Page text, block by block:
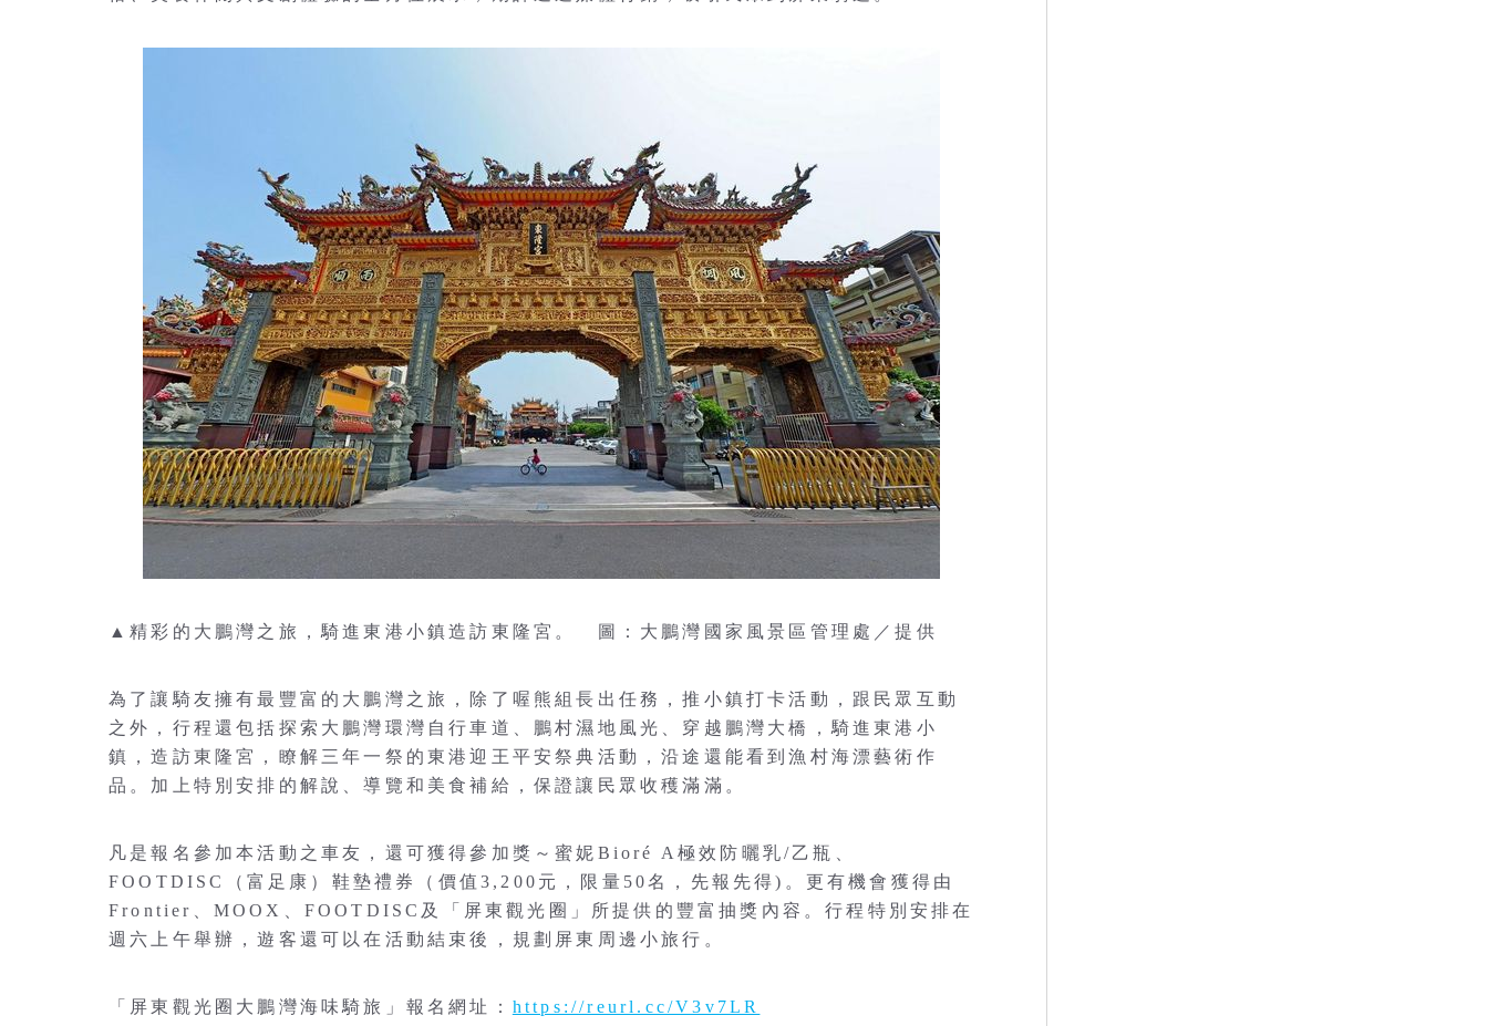
▲精彩的大鵬灣之旅，騎進東港小鎮造訪東隆宮。 圖：大鵬灣國家風景區管理處／提供
為了讓騎友擁有最豐富的大鵬灣之旅，除了喔熊組長出任務，推小鎮打卡活動，跟民眾互動
之外，行程還包括探索大鵬灣環灣自行車道、鵬村濕地風光、穿越鵬灣大橋，騎進東港小
鎮，造訪東隆宮，瞭解三年一祭的東港迎王平安祭典活動，沿途還能看到漁村海漂藝術作
品。加上特別安排的解說、導覽和美食補給，保證讓民眾收穫滿滿。
凡是報名參加本活動之車友，還可獲得參加獎～蜜妮Bioré A極效防曬乳/乙瓶、
FOOTDISC（富足康）鞋墊禮券（價值3,200元，限量50名，先報先得)。更有機會獲得由
Frontier、MOOX、FOOTDISC及「屏東觀光圈」所提供的豐富抽獎內容。行程特別安排在
週六上午舉辦，遊客還可以在活動結束後，規劃屏東周邊小旅行。
「屏東觀光圈大鵬灣海味騎旅」報名網址： https://reurl.cc/V3v7LR